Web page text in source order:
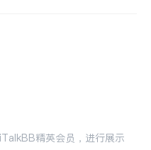
精英会员，进行展示